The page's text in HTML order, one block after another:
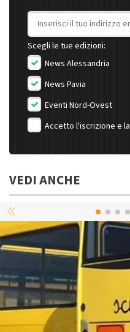
Indirizzo email
Scegli le tue edizioni:
News Alessandria
News Pavia
Eventi Nord-Ovest
Accetto l'iscrizione e la
VEDI ANCHE